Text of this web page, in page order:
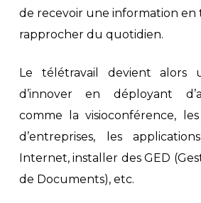
de recevoir une information en
rapprocher du quotidien.
Le télétravail devient alors
d’innover en déployant
comme la visioconférence,
d’entreprises, les
Internet, installer des GED
de Documents), etc.